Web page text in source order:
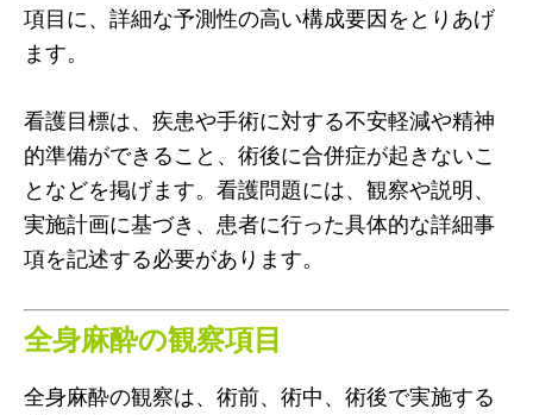
項目に、詳細な予測性の高い構成要因をとりあげ
ます。
看護目標は、疾患や手術に対する不安軽減や精神
的準備ができること、術後に合併症が起きないこ
となどを掲げます。看護問題には、観察や説明、
実施計画に基づき、患者に行った具体的な詳細事
項を記述する必要があります。
全身麻酔の観察項目
全身麻酔の観察は、術前、術中、術後で実施する